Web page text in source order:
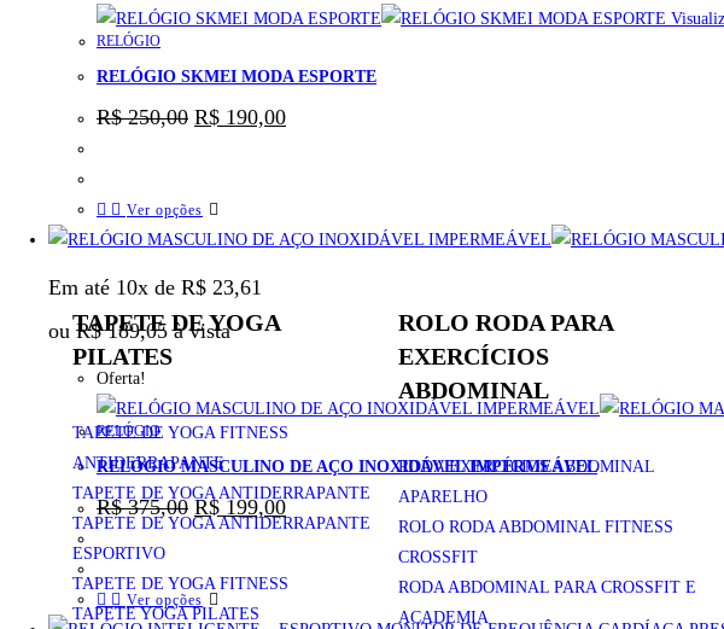
TAPETE DE YOGA
PILATES
TAPETE DE YOGA FITNESS
ANTIDERRAPANTE
TAPETE DE YOGA ANTIDERRAPANTE
TAPETE DE YOGA ANTIDERRAPANTE
ESPORTIVO
TAPETE DE YOGA FITNESS
TAPETE YOGA PILATES
ROLO RODA PARA
EXERCÍCIOS
ABDOMINAL
RODA EXERCÍCIOS ABDOMINAL
APARELHO
ROLO RODA ABDOMINAL FITNESS
CROSSFIT
RODA ABDOMINAL PARA CROSSFIT E
ACADEMIA
RELÓGIO
RELÓGIO SKMEI MODA ESPORTE
R$250,00 R$ 190,00
Ver opções
Em até 10x de R$ 23,61
ou R$189,05 à vista
Oferta!
RELÓGIO
RELÓGIO MASCULINO DE AÇO INOXIDÁVEL IMPERMEÁVEL
R$375,00 R$ 199,00
Ver opções